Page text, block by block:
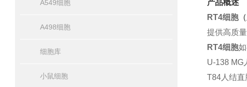
A549细胞
A498细胞
细胞库
小鼠细胞
产品概述
RT4细胞
提供高质
RT4细胞
U-138 MG
T84人结直